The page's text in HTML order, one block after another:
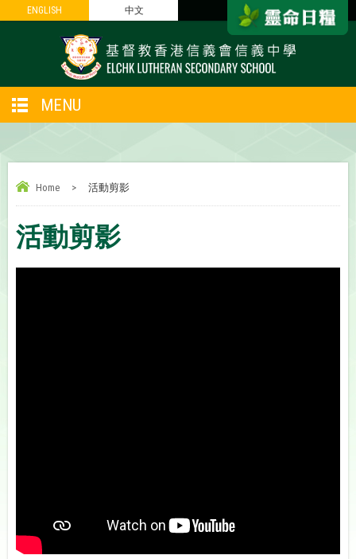
ENGLISH 中文
ENGLISH 中文
MENU
Home > 活動剪影
活動剪影